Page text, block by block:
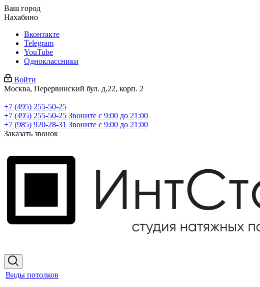
Ваш город
Нахабино
Вконтакте
Telegram
YouTube
Одноклассники
Войти
Москва, Перервинский бул. д.22, корп. 2
+7 (495) 255-50-25
+7 (495) 255-50-25 Звоните с 9:00 до 21:00
+7 (985) 920-28-31 Звоните с 9:00 до 21:00
Заказать звонок
Виды потолков